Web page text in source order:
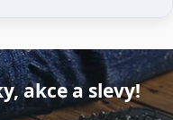
akce a slevy!